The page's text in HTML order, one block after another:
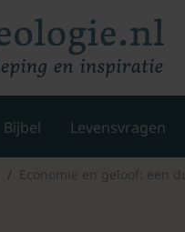
Bijbel Levensvragen
Economie en geloof: een